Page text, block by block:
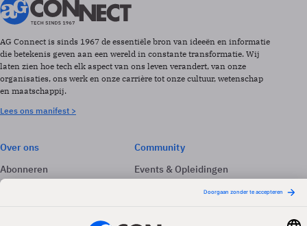
AG Connect is sinds 1967 de essentiële bron van ideeën en informatie
die betekenis geven aan een wereld in constante transformatie. Wij
laten zien hoe tech elk aspect van ons leven verandert, van onze
organisaties, ons werk en onze carrière tot onze cultuur, wetenschap
en maatschappij.
Lees ons manifest >
Over ons
Abonneren
Adverteren
Community
Events & Opleidingen